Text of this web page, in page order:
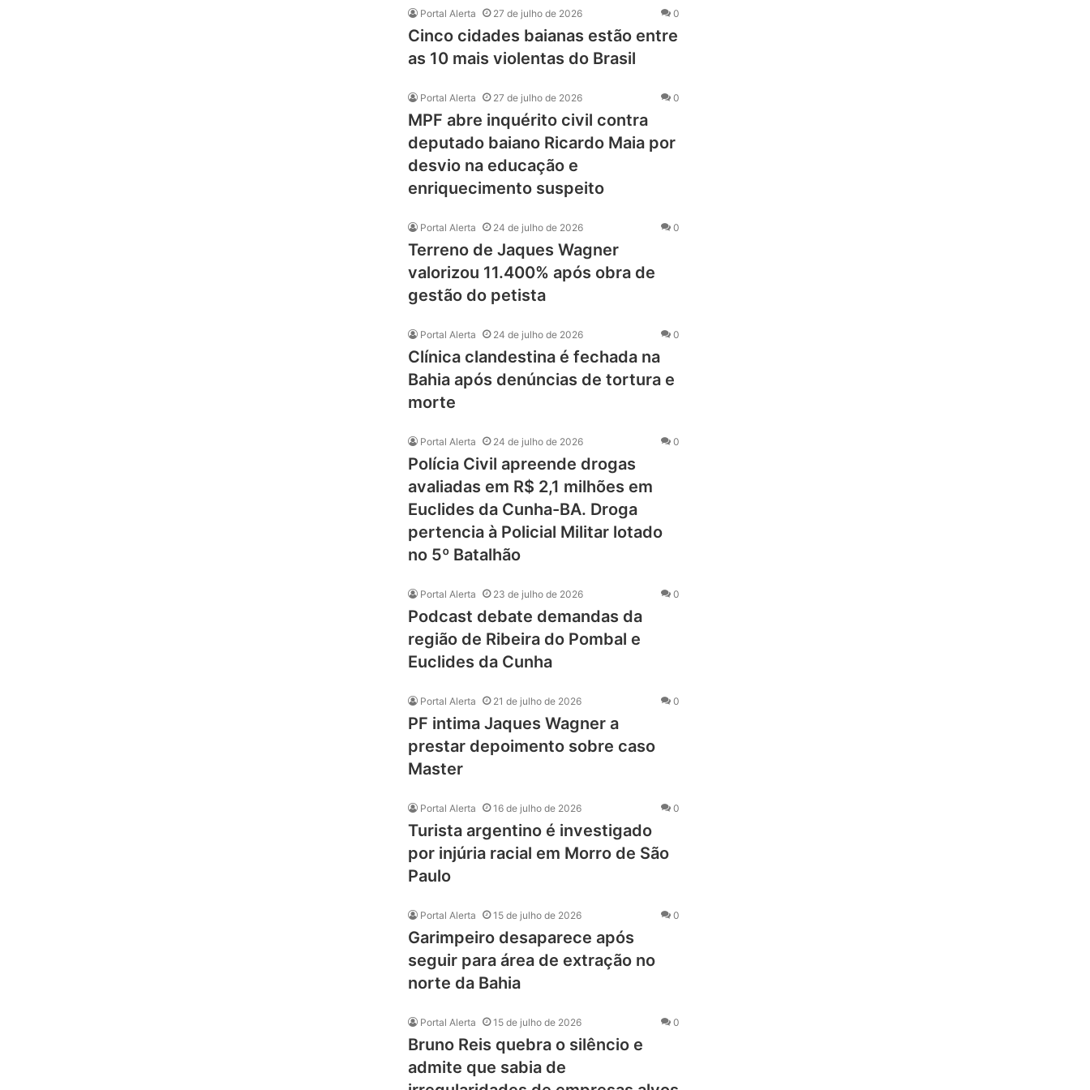
Portal Alerta 27 de julho de 2026 0
Cinco cidades baianas estão entre
as 10 mais violentas do Brasil
Portal Alerta 27 de julho de 2026 0
MPF abre inquérito civil contra
deputado baiano Ricardo Maia por
desvio na educação e
enriquecimento suspeito
Portal Alerta 24 de julho de 2026 0
Terreno de Jaques Wagner
valorizou 11.400% após obra de
gestão do petista
Portal Alerta 24 de julho de 2026 0
Clínica clandestina é fechada na
Bahia após denúncias de tortura e
morte
Portal Alerta 24 de julho de 2026 0
Polícia Civil apreende drogas
avaliadas em R$ 2,1 milhões em
Euclides da Cunha-BA. Droga
pertencia à Policial Militar lotado
no 5º Batalhão
Portal Alerta 23 de julho de 2026 0
Podcast debate demandas da
região de Ribeira do Pombal e
Euclides da Cunha
Portal Alerta 21 de julho de 2026 0
PF intima Jaques Wagner a
prestar depoimento sobre caso
Master
Portal Alerta 16 de julho de 2026 0
Turista argentino é investigado
por injúria racial em Morro de São
Paulo
Portal Alerta 15 de julho de 2026 0
Garimpeiro desaparece após
seguir para área de extração no
norte da Bahia
Portal Alerta 15 de julho de 2026 0
Bruno Reis quebra o silêncio e
admite que sabia de